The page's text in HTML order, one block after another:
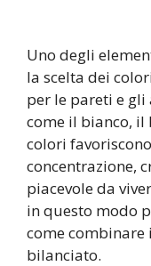
Uno degli
la scelta dei
per le pareti e
come il bianco, il
colori
concentrazione,
piacevole da
in questo modo
come
bilanciato.